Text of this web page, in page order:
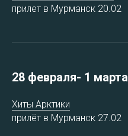
прилет в Мурманск 20.02
28 февраля- 1 марта
Хиты Арктики
прилёт в Мурманск 27.02